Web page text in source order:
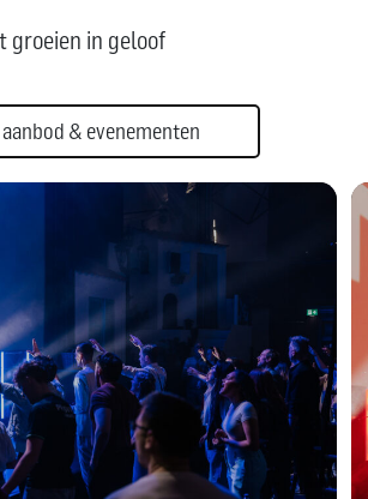
groeien in geloof
& evenementen